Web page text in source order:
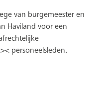
van burgemeester en
Haviland voor een
personeelsleden.